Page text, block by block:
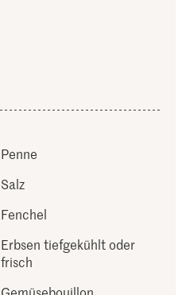
Penne
Salz
Fenchel
Erbsen tiefgekühlt oder
frisch